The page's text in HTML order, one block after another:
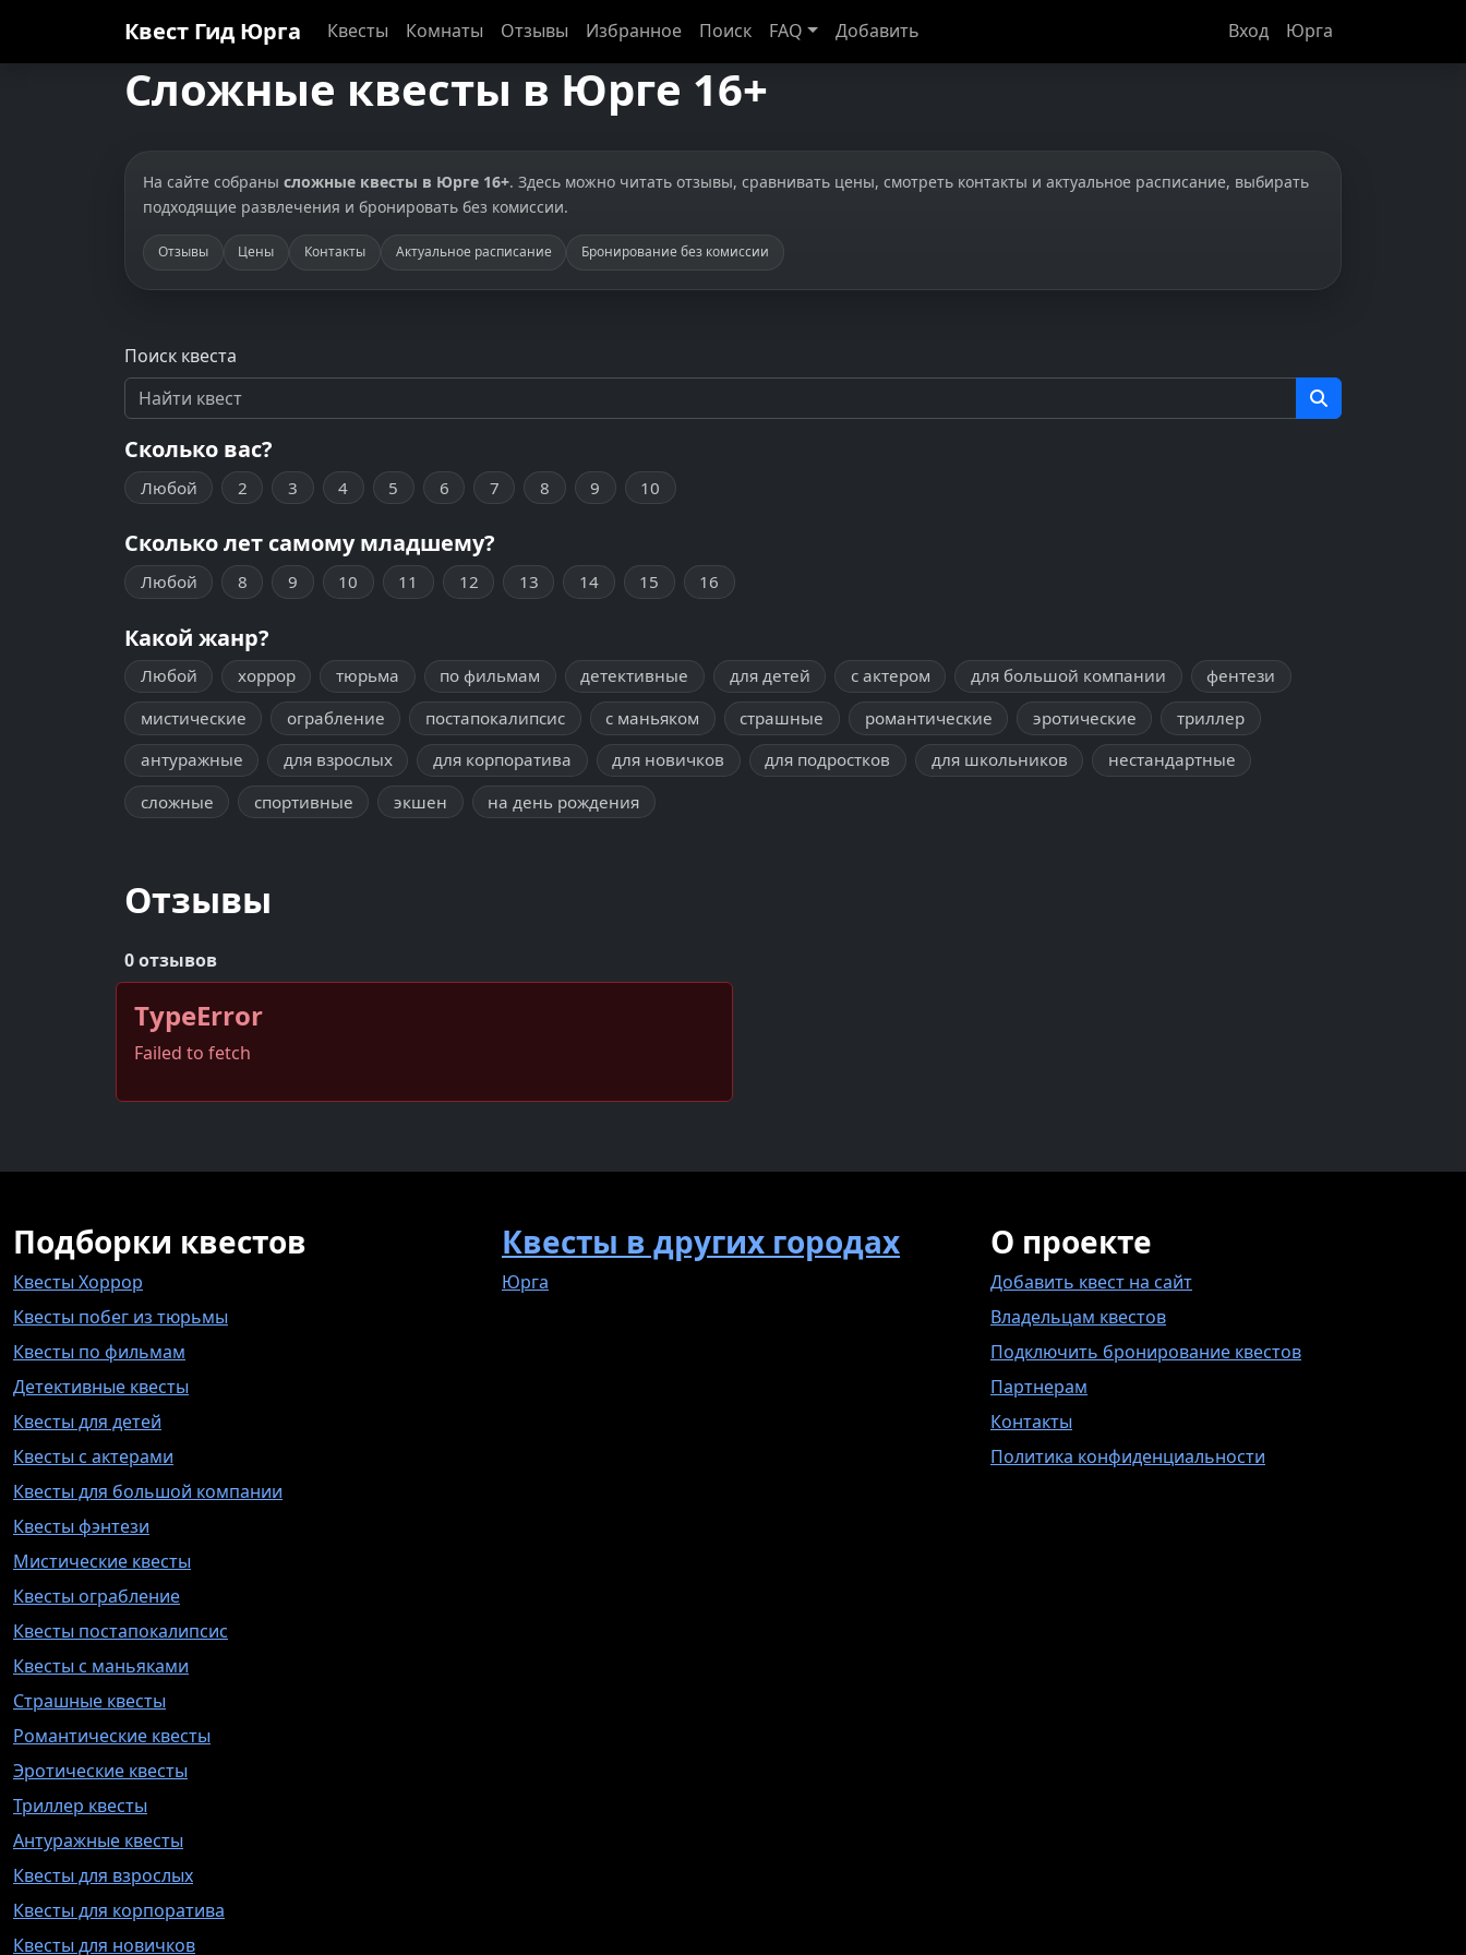
Квест Гид Юрга Квесты Комнаты Отзывы Избранное Поиск FAQ Добавить Вход Юрга
Сложные квесты в Юрге 16+
На сайте собраны сложные квесты в Юрге 16+. Здесь можно читать отзывы, сравнивать цены, смотреть контакты и актуальное расписание, выбирать
подходящие развлечения и бронировать без комиссии.
Отзывы Цены Контакты Актуальное расписание Бронирование без комиссии
Поиск квеста
Сколько вас?
Любой 2 3 4 5 6 7 8 9 10
Сколько лет самому младшему?
Любой 8 9 10 11 12 13 14 15 16
Какой жанр?
Любой хоррор тюрьма по фильмам детективные для детей с актером для большой компании
фентези
мистические
ограбление постапокалипсис с маньяком страшные романтические эротические
триллер
антуражные
для взрослых для корпоратива для новичков для подростков для школьников
нестандартные
сложные
спортивные экшен на день рождения
Отзывы
0 отзывов
TypeError
Failed to fetch
Подборки квестов
Квесты Хоррор
Квесты побег из тюрьмы
Квесты по фильмам
Детективные квесты
Квесты для детей
Квесты с актерами
Квесты для большой компании
Квесты фэнтези
Мистические квесты
Квесты ограбление
Квесты постапокалипсис
Квесты с маньяками
Страшные квесты
Романтические квесты
Эротические квесты
Триллер квесты
Антуражные квесты
Квесты для взрослых
Квесты для корпоратива
Квесты для новичков
Квесты в других городах
Юрга
О проекте
Добавить квест на сайт
Владельцам квестов
Подключить бронирование квестов
Партнерам
Контакты
Политика конфиденциальности